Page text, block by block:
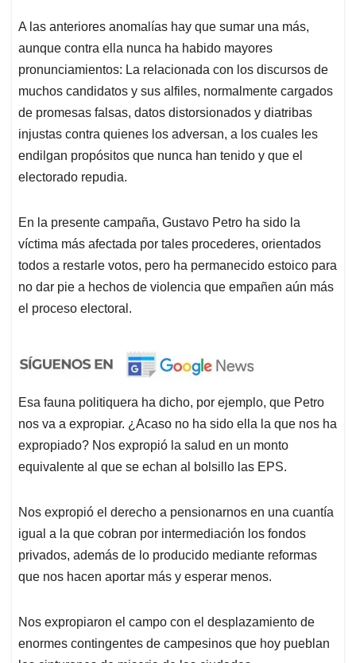
A las anteriores anomalías hay que sumar una más,
aunque contra ella nunca ha habido mayores
pronunciamientos: La relacionada con los discursos de
muchos candidatos y sus alfiles, normalmente cargados
de promesas falsas, datos distorsionados y diatribas
injustas contra quienes los adversan, a los cuales les
endilgan propósitos que nunca han tenido y que el
electorado repudia.
En la presente campaña, Gustavo Petro ha sido la
víctima más afectada por tales procederes, orientados
todos a restarle votos, pero ha permanecido estoico para
no dar pie a hechos de violencia que empañen aún más
el proceso electoral.
Esa fauna politiquera ha dicho, por ejemplo, que Petro
nos va a expropiar. ¿Acaso no ha sido ella la que nos ha
expropiado? Nos expropió la salud en un monto
equivalente al que se echan al bolsillo las EPS.
Nos expropió el derecho a pensionarnos en una cuantía
igual a la que cobran por intermediación los fondos
privados, además de lo producido mediante reformas
que nos hacen aportar más y esperar menos.
Nos expropiaron el campo con el desplazamiento de
enormes contingentes de campesinos que hoy pueblan